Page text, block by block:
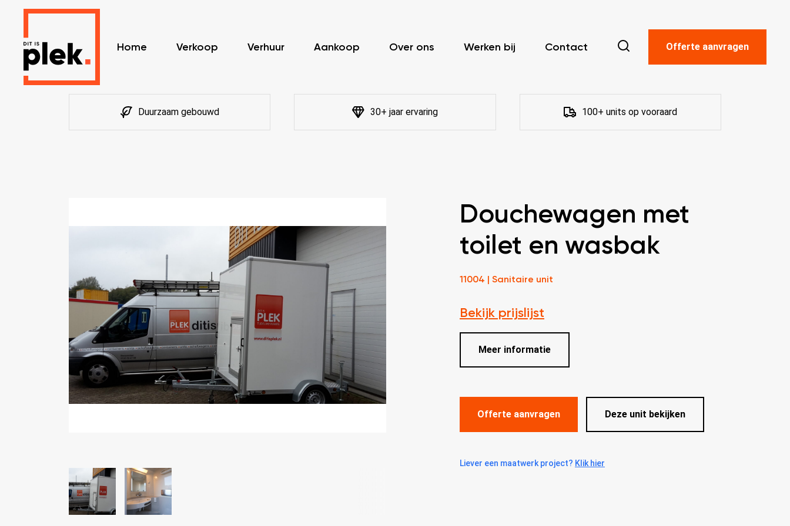
Home Verkoop Verhuur Aankoop Over ons Werken bij Contact Offerte aanvragen
Duurzaam gebouwd 30+ jaar ervaring 100+ units op vooraard
Douchewagen met
toilet en wasbak
11004 | Sanitaire unit
Bekijk prijslijst
Meer informatie
Offerte aanvragen Deze unit bekijken
Liever een maatwerk project? Klik hier